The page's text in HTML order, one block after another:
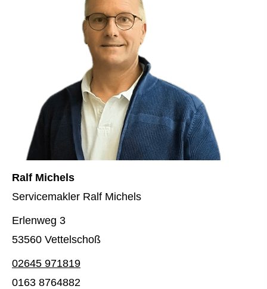
Ralf Michels
Servicemakler Ralf Michels
Erlenweg 3
53560 Vettelschoß
02645 971819
0163 8764882